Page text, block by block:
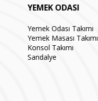
YEMEK ODASI
Yemek Odası Takımı
Yemek Masası Takımı
Konsol Takımı
Sandalye